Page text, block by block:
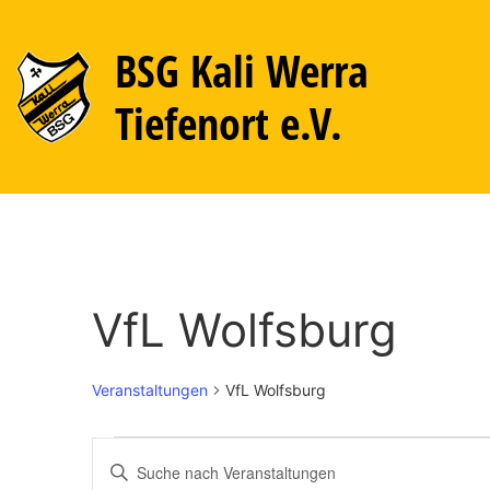
BSG Kali Werra
Tiefenort e.V.
VfL Wolfsburg
Veranstaltungen VfL Wolfsburg
Veranstaltungen
Bitte
Schlüsselwort